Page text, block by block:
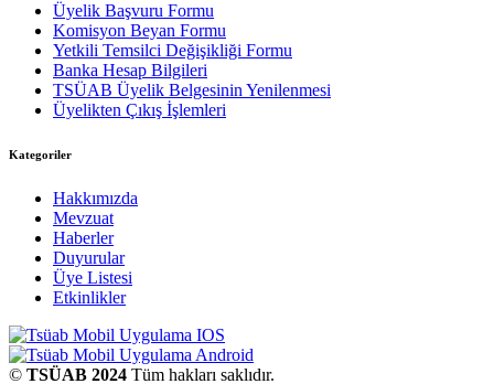
Üyelik Başvuru Formu
Komisyon Beyan Formu
Yetkili Temsilci Değişikliği Formu
Banka Hesap Bilgileri
TSÜAB Üyelik Belgesinin Yenilenmesi
Üyelikten Çıkış İşlemleri
Kategoriler
Hakkımızda
Mevzuat
Haberler
Duyurular
Üye Listesi
Etkinlikler
© TSÜAB 2024 Tüm hakları saklıdır.